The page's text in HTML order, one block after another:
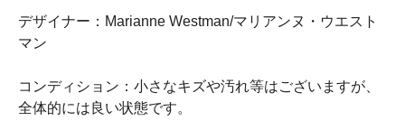
デザイナー：Marianne Westman/マリアンヌ・ウエスト
マン
コンディション：小さなキズや汚れ等はございますが、
全体的には良い状態です。